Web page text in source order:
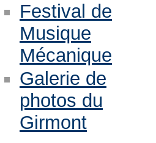
Festival de
Musique
Mécanique
Galerie de
photos du
Girmont